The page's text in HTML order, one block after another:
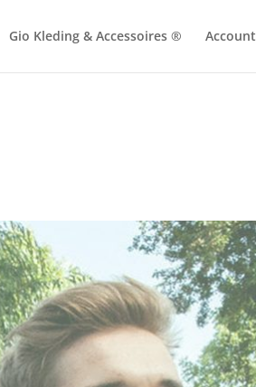
Gio Kleding & Accessoires ® Account